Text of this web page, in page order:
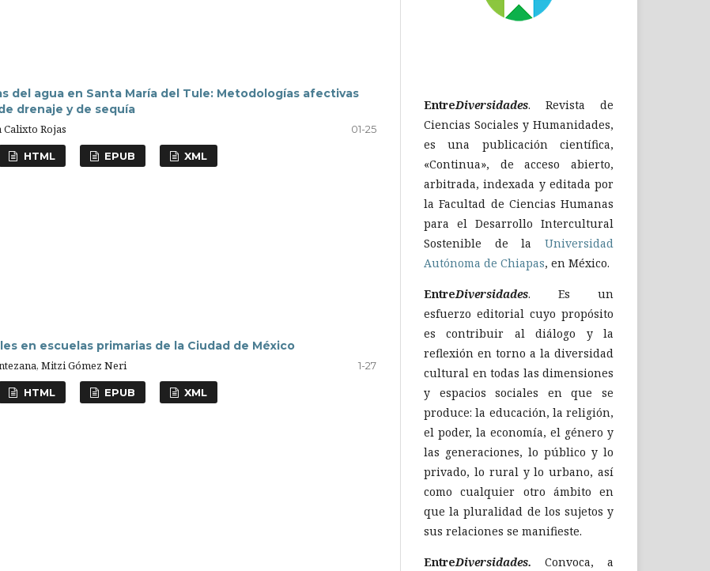
del agua en Santa María del Tule: Metodologías afectivas
drenaje y de sequía
Rojas
01-25
HTML EPUB XML
en escuelas primarias de la Ciudad de México
Mitzi Gómez Neri
1-27
HTML EPUB XML
EntreDiversidades. Revista de
Ciencias Sociales y Humanidades,
es una publicación científica,
«Continua», de acceso abierto,
arbitrada, indexada y editada por
la Facultad de Ciencias Humanas
para el Desarrollo Intercultural
Sostenible de la Universidad
Autónoma de Chiapas, en México.
EntreDiversidades. Es un
esfuerzo editorial cuyo propósito
es contribuir al diálogo y la
reflexión en torno a la diversidad
cultural en todas las dimensiones
y espacios sociales en que se
produce: la educación, la religión,
el poder, la economía, el género y
las generaciones, lo público y lo
privado, lo rural y lo urbano, así
como cualquier otro ámbito en
que la pluralidad de los sujetos y
sus relaciones se manifieste.
EntreDiversidades. Convoca, a